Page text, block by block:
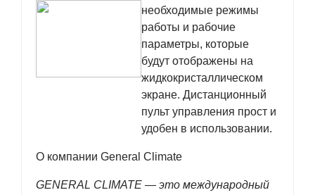
необходимые режимы
работы и рабочие
параметры, которые
будут отображены на
жидкокристаллическом
экране. Дистанционный
пульт управления прост и
удобен в использовании.
О компании General Climate
GENERAL CLIMATE — это международный